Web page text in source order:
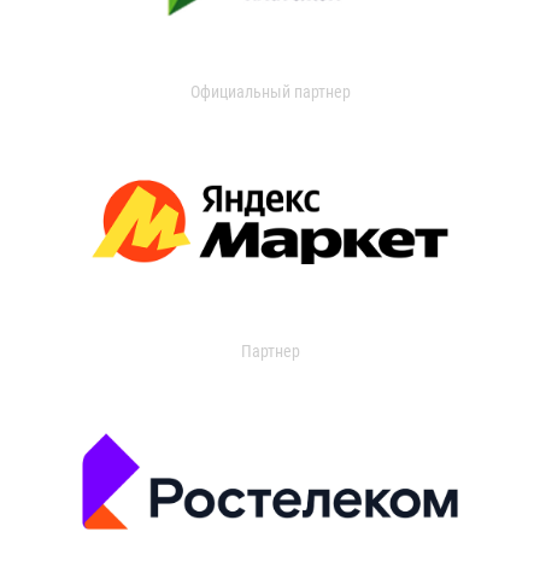
Официальный партнер
Партнер